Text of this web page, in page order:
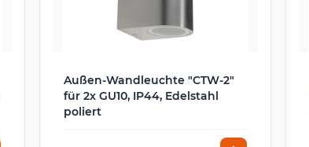
Außen-Wandleuchte "CTW-2"
für 2x GU10, IP44, Edelstahl
poliert